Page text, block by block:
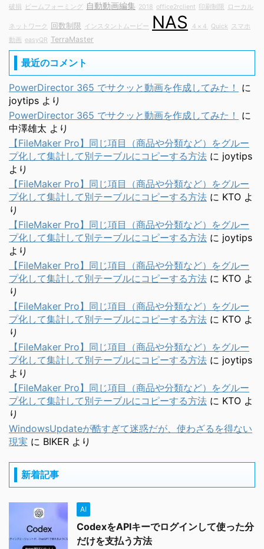
破損
ビームフォーミング 自動動画編集 2018 office2rclient 印刷制限 ローカル
ネットワーク 回数制限 インスタントムービー NAS ４×４ Quick
スマホ
動画 easyQR TerraMaster
最近のコメント
PowerDirector 365 でサクッと動画を作成してみた！
に
joytips より
PowerDirector 365 でサクッと動画を作成してみた！
に
中澤雄太 より
【FileMaker Pro】同じ項目（商品や分類など）をグルー
プ化して集計して別テーブルにコピーする方法 に joytips
より
【FileMaker Pro】同じ項目（商品や分類など）をグルー
プ化して集計して別テーブルにコピーする方法 に KTO よ
り
【FileMaker Pro】同じ項目（商品や分類など）をグルー
プ化して集計して別テーブルにコピーする方法 に joytips
より
【FileMaker Pro】同じ項目（商品や分類など）をグルー
プ化して集計して別テーブルにコピーする方法 に KTO よ
り
【FileMaker Pro】同じ項目（商品や分類など）をグルー
プ化して集計して別テーブルにコピーする方法 に KTO よ
り
【FileMaker Pro】同じ項目（商品や分類など）をグルー
プ化して集計して別テーブルにコピーする方法 に joytips
より
【FileMaker Pro】同じ項目（商品や分類など）をグルー
プ化して集計して別テーブルにコピーする方法 に KTO よ
り
WindowsUpdateが酷すぎて迷惑だが、使わざるを得ない
現実 に BIKER より
新着記事
AI
CodexをAPIキーでログインして使った分
だけを支払う方法